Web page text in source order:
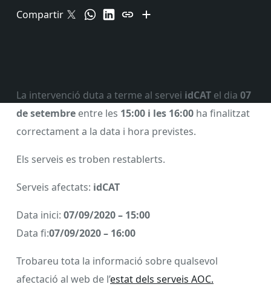
Compartir
La intervenció duta a terme al servei idCAT el dia 07
de setembre entre les 15:00 i les 16:00 ha finalitzat
correctament a la data i hora previstes.
Els serveis es troben restablerts.
Serveis afectats: idCAT
Data inici: 07/09/2020 – 15:00
Data fi:07/09/2020 – 16:00
Trobareu tota la informació sobre qualsevol
afectació al web de l’estat dels serveis AOC.